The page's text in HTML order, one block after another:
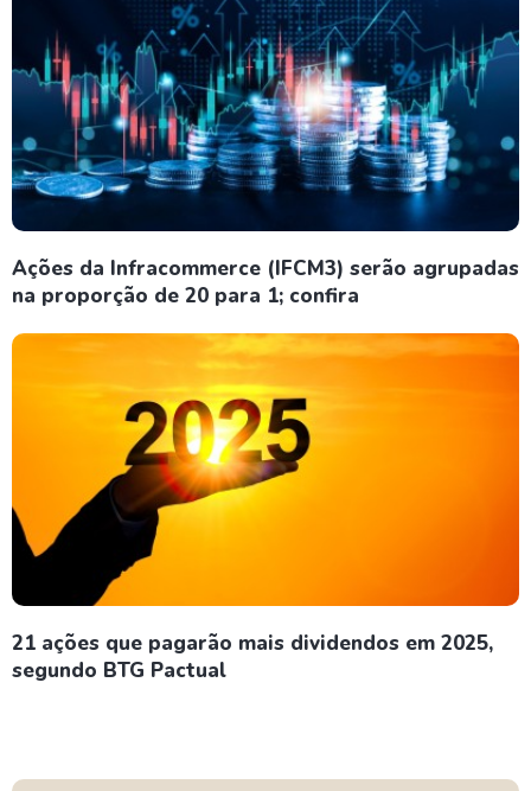
Ações da Infracommerce (IFCM3) serão agrupadas
na proporção de 20 para 1; confira
21 ações que pagarão mais dividendos em 2025,
segundo BTG Pactual